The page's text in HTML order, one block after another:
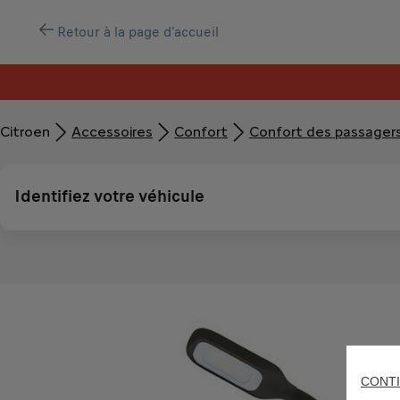
Retour à la page d'accueil
Citroen Accessoires Confort Confort des
Identifiez votre véhicule